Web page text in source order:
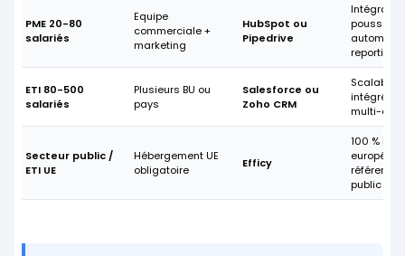
PME 20-80
salariés
Equipe
commerciale +
marketing
HubSpot ou
Pipedrive
poussées,
reporting
ETI 80-500
salariés
Plusieurs BU ou
pays
Salesforce ou
Zoho CRM
intégrée,
multi-
Secteur public /
ETI UE
Hébergement UE
obligatoire
Efficy
100 %
européen,
public